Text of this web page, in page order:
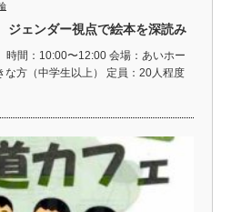
ェンダー視点で絵本を深読み
時間：10:00〜12:00 会場：あいホー
な方（中学生以上） 定員：20人程度